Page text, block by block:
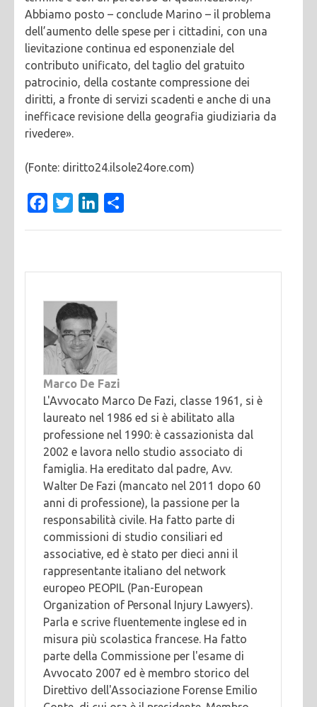
Abbiamo posto – conclude Marino – il problema
dell’aumento delle spese per i cittadini, con una
lievitazione continua ed esponenziale del
contributo unificato, del taglio del gratuito
patrocinio, della costante compressione dei
diritti, a fronte di servizi scadenti e anche di una
inefficace revisione della geografia giudiziaria da
rivedere».
(Fonte: diritto24.ilsole24ore.com)
FacebookTwitterLinkedIn
Marco De Fazi
L'Avvocato Marco De Fazi, classe 1961, si è
laureato nel 1986 ed si è abilitato alla
professione nel 1990: è cassazionista dal
2002 e lavora nello studio associato di
famiglia. Ha ereditato dal padre, Avv.
Walter De Fazi (mancato nel 2011 dopo 60
anni di professione), la passione per la
responsabilità civile. Ha fatto parte di
commissioni di studio consiliari ed
associative, ed è stato per dieci anni il
rappresentante italiano del network
europeo PEOPIL (Pan-European
Organization of Personal Injury Lawyers).
Parla e scrive fluentemente inglese ed in
misura più scolastica francese. Ha fatto
parte della Commissione per l'esame di
Avvocato 2007 ed è membro storico del
Direttivo dell'Associazione Forense Emilio